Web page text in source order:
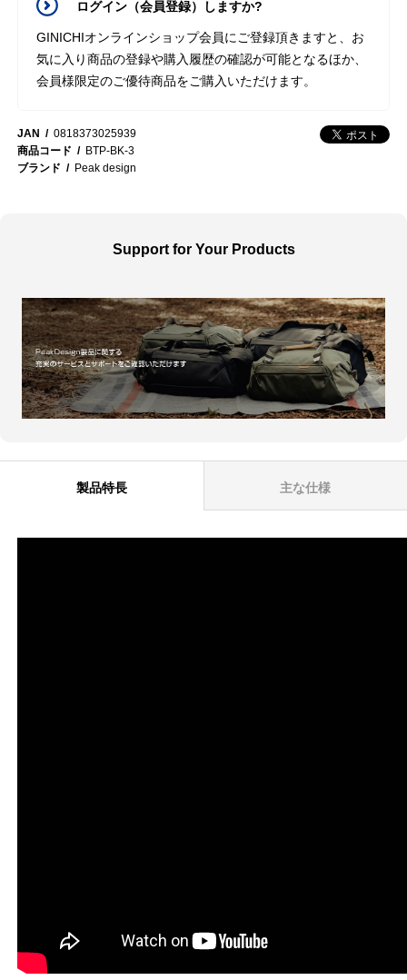
ログイン（会員登録）しますか?
GINICHIオンラインショップ会員にご登録頂きますと、お
気に入り商品の登録や購入履歴の確認が可能となるほか、
会員様限定のご優待商品をご購入いただけます。
JAN
0818373025939
商品コード
BTP-BK-3
ブランド
Peak design
Support for Your Products
製品特長 主な仕様